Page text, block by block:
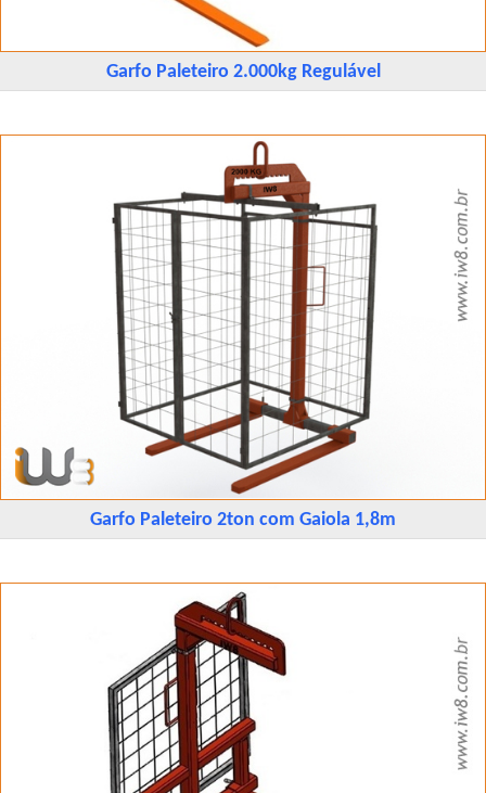
Garfo Paleteiro 2.000kg Regulável
Garfo Paleteiro 2ton com Gaiola 1,8m